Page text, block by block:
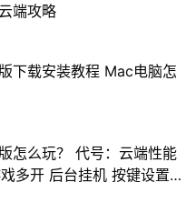
端攻略
下载安装教程 Mac电脑怎
怎么玩？ 代号：云端性能
多开 后台挂机 按键设置